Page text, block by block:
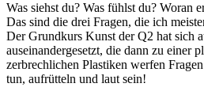
Was siehst du? Was fühlst du? Woran
Das sind die drei Fragen, die ich
Der Grundkurs Kunst der Q2 hat sich
auseinandergesetzt, die dann zu einer
zerbrechlichen Plastiken werfen
tun, aufrütteln und laut sein!